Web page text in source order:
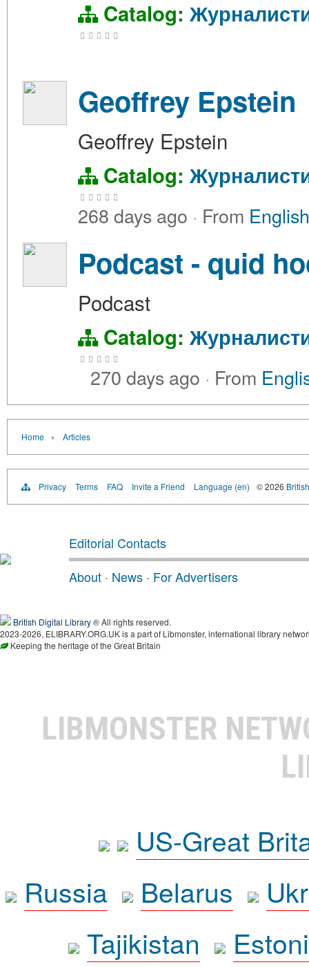
Catalog:
Geoffrey Epstein
Geoffrey Epstein
Catalog:
268 days ago · From
Podcast - quid
Podcast
Catalog:
270 days ago · From
Home › Articles
Privacy Terms FAQ Invite a Friend Language (en) © 2026
Editorial Contacts
About · News · For Advertisers
British Digital Library® All rights reserved.
2023-2026, ELIBRARY.ORG.UK is a part of Libmonster, international library
Keeping the heritage of the Great Britain
LIBMONSTER
US-Great
Russia
Belarus
Tajikistan